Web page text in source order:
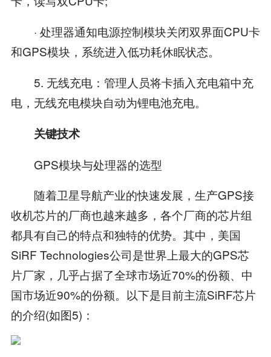
· 处理器通知电源控制模块关闭双界面CPU卡
和GPS模块，系统进入低功耗休眠状态。
5. 无线充电：管理人员将卡插入充电箱中充
电，无线充电模块自动为锂电池充电。
关键技术
GPS模块与处理器的选型
随着卫星导航产业的快速发展，生产GPS接
收机芯片的厂商也越来越多，各个厂商的芯片组
都具有自己的特点和独特的优势。其中，美国
SiRF Technologies公司是世界上最大的GPS芯
片厂家，几乎占据了全球市场近70%的份额、中
国市场近90%的份额。以下是目前主流SiRF芯片
的介绍(如图5)：